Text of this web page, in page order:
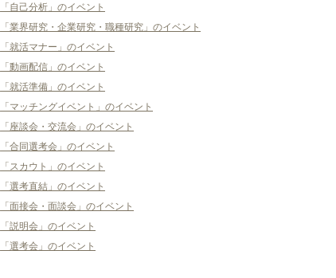
「自己分析」のイベント
「業界研究・企業研究・職種研究」のイベント
「就活マナー」のイベント
「動画配信」のイベント
「就活準備」のイベント
「マッチングイベント」のイベント
「座談会・交流会」のイベント
「合同選考会」のイベント
「スカウト」のイベント
「選考直結」のイベント
「面接会・面談会」のイベント
「説明会」のイベント
「選考会」のイベント